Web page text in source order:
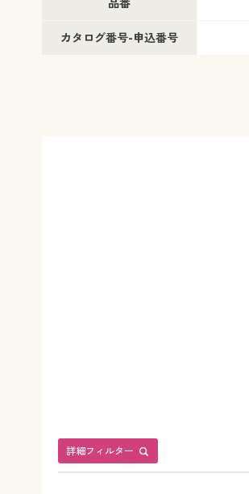
幅150×丈258(2枚組) ○ 在庫わずか
幅200×丈133(1枚物) ◎ 在庫あり
カタログ番号-申込番号
詳細フィルター